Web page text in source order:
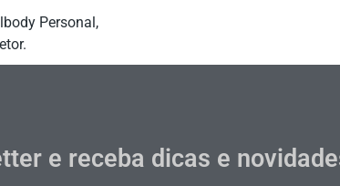
Personal,
e receba dicas e